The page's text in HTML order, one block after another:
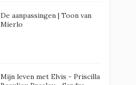
De aanpassingen | Toon van
Mierlo
Mijn leven met Elvis - Priscilla